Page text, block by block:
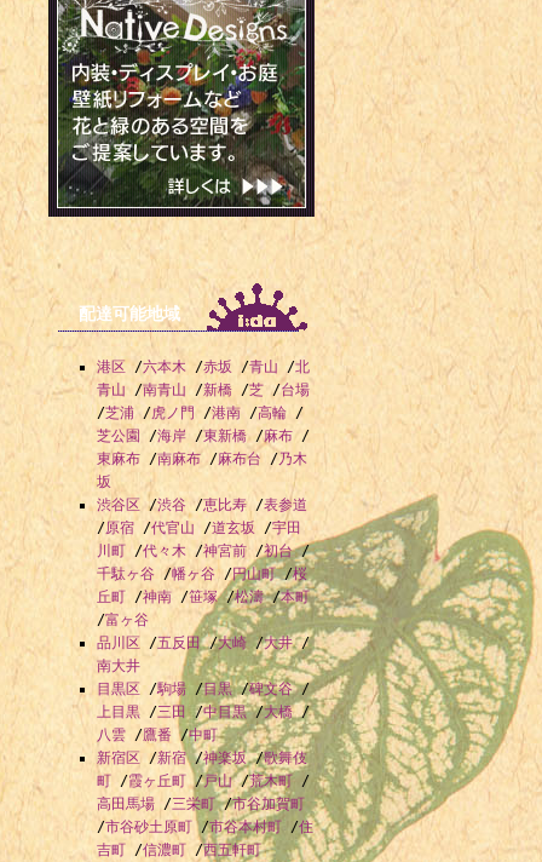
配達可能地域
港区/六本木 /赤坂 /青山 /北
青山 /南青山 /新橋 /芝 /台場
/芝浦/虎ノ門 /港南 /高輪 /
芝公園
/海岸 /東新橋/麻布/
東麻布 /南麻布 /麻布台 /乃木
坂
渋谷区 /渋谷 /恵比寿/表参道
/原宿 /代官山 /道玄坂 /宇田
川町 /代々木 /神宮前 /初台/
千駄ヶ谷 /幡ヶ谷/円山町/桜
丘町 /神南 /笹塚/松濤/本町
/富ヶ谷
品川区 /五反田/大崎 /大井/
南大井
目黒区/駒場 /目黒/碑文谷/
上目黒 /三田 /中目黒/大橋/
八雲 /鷹番 /中町
新宿区 /新宿/神楽坂/歌舞伎
町 /霞ヶ丘町/戸山/荒木町 /
高田馬場 /三栄町/市谷加賀町
/市谷砂土原町 /市谷本村町 /住
吉町 /信濃町 /西五軒町